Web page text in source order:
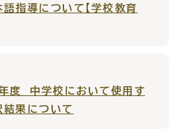
指導について【学校教育
度 中学校において使用す
果について